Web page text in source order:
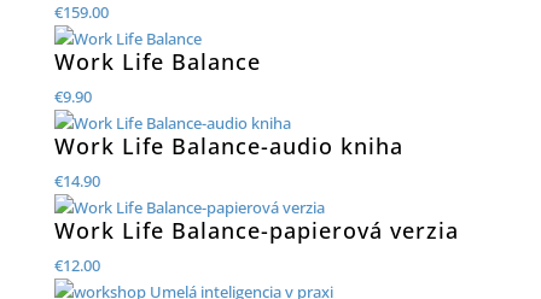
€159.00
Work Life Balance
€9.90
Work Life Balance-audio kniha
€14.90
Work Life Balance-papierová verzia
€12.00